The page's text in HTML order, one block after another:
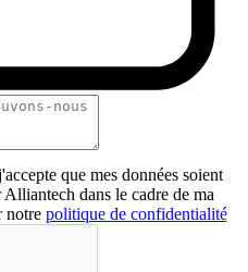
que mes données soient
dans le cadre de ma
notre politique de confidentialité